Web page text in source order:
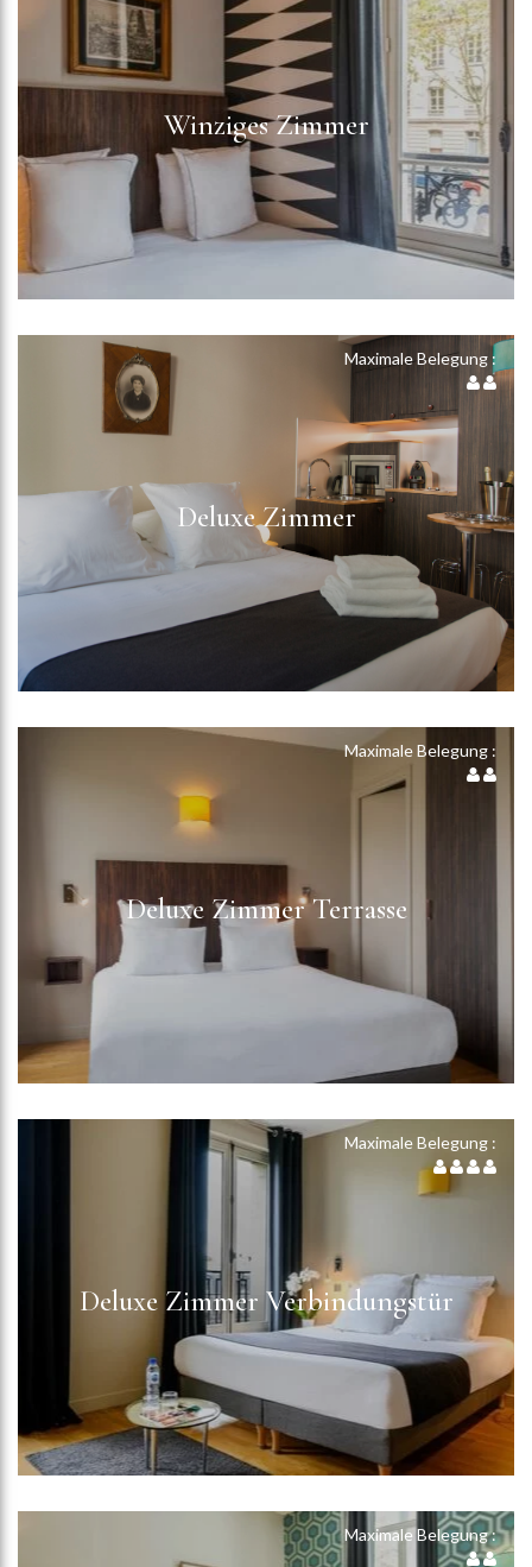
Winziges Zimmer
Maximale Belegung :
Deluxe Zimmer
Maximale Belegung :
Deluxe Zimmer Terrasse
Maximale Belegung :
Deluxe Zimmer Verbindungstür
Maximale Belegung :